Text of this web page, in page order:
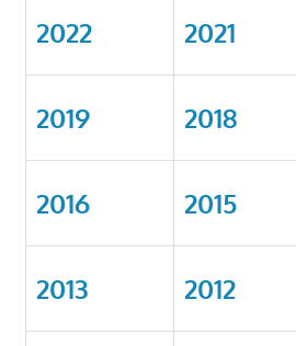
2022 2021
2019 2018
2016 2015
2013 2012